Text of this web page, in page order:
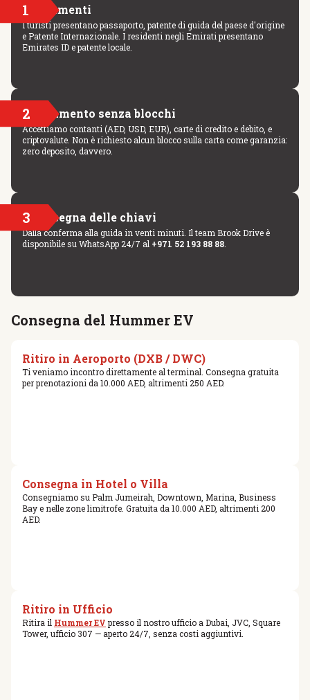
1 Documenti
I turisti presentano passaporto, patente di guida del paese d'origine
e Patente Internazionale. I residenti negli Emirati presentano
Emirates ID e patente locale.
2 Pagamento senza blocchi
Accettiamo contanti (AED, USD, EUR), carte di credito e debito, e
criptovalute. Non è richiesto alcun blocco sulla carta come garanzia:
zero deposito, davvero.
3 Consegna delle chiavi
Dalla conferma alla guida in venti minuti. Il team Brook Drive è
disponibile su WhatsApp 24/7 al +971 52 193 88 88
Consegna del Hummer EV
Ritiro in Aeroporto (DXB / DWC)
Ti veniamo incontro direttamente al terminal. Consegna gratuita
per prenotazioni da 10.000 AED, altrimenti 250 AED.
Consegna in Hotel o Villa
Consegniamo su Palm Jumeirah, Downtown, Marina, Business
Bay e nelle zone limitrofe. Gratuita da 10.000 AED, altrimenti 200
AED.
Ritiro in Ufficio
Ritira il Hummer EVpresso il nostro ufficio a Dubai, JVC, Square
Tower, ufficio 307 — aperto 24/7, senza costi aggiuntivi.